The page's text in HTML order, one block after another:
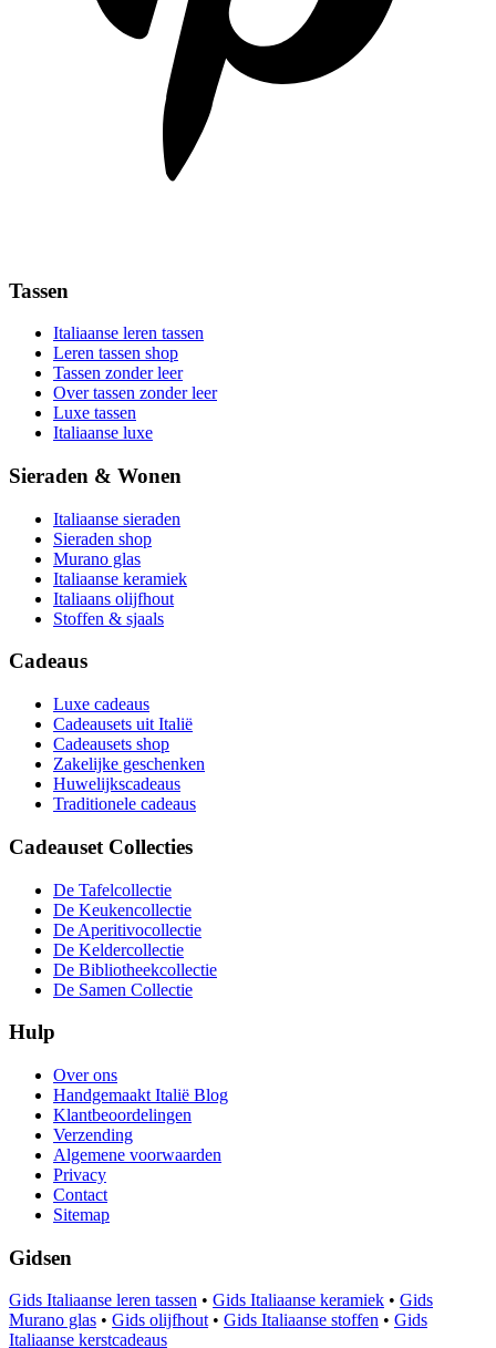
Tassen
Italiaanse leren tassen
Leren tassen shop
Tassen zonder leer
Over tassen zonder leer
Luxe tassen
Italiaanse luxe
Sieraden & Wonen
Italiaanse sieraden
Sieraden shop
Murano glas
Italiaanse keramiek
Italiaans olijfhout
Stoffen & sjaals
Cadeaus
Luxe cadeaus
Cadeausets uit Italië
Cadeausets shop
Zakelijke geschenken
Huwelijkscadeaus
Traditionele cadeaus
Cadeauset Collecties
De Tafelcollectie
De Keukencollectie
De Aperitivocollectie
De Keldercollectie
De Bibliotheekcollectie
De Samen Collectie
Hulp
Over ons
Handgemaakt Italië Blog
Klantbeoordelingen
Verzending
Algemene voorwaarden
Privacy
Contact
Sitemap
Gidsen
Gids Italiaanse leren tassen • Gids Italiaanse keramiek • Gids
Murano glas • Gids olijfhout • Gids Italiaanse stoffen • Gids
Italiaanse kerstcadeaus